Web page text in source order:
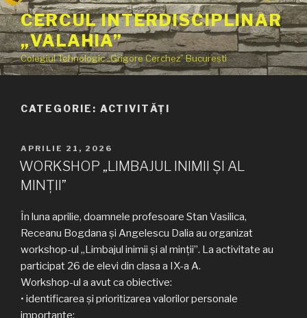
Sari
la
conținut
CERCUL INTERDISCIPLINAR
„VALAHIA”
Colegiul Tehnologic „Grigore Cerchez” București
CATEGORIE: ACTIVITĂȚI
PUBLICAT
PE
APRILIE 21, 2026
WORKSHOP „LIMBAJUL INIMII ȘI AL
MINȚII”
În luna aprilie, doamnele profesoare Stan Vasilica,
Receanu Bogdana și Angelescu Dalia au organizat
workshop-ul „Limbajul inimii și al minții”. La activitate au
participat 26 de elevi din clasa a IX-a A.
Workshop-ul a avut ca obiective:
• identificarea și prioritizarea valorilor personale
importante;